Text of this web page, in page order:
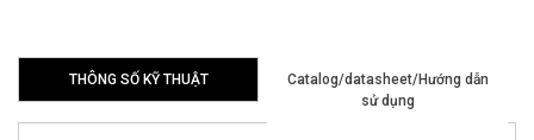
THÔNG SỐ KỸ THUẬT
Catalog/datasheet/Hướng dẫn
sử dụng